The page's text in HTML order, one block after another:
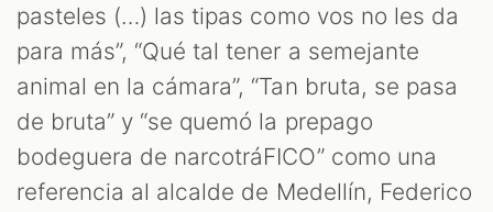
pasteles (…) las tipas como vos no les da
para más”, “Qué tal tener a semejante
animal en la cámara”, “Tan bruta, se pasa
de bruta” y “se quemó la prepago
bodeguera de narcotráFICO” como una
referencia al alcalde de Medellín, Federico